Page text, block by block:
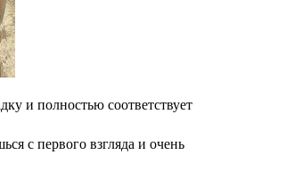
и полностью соответствует
с первого взгляда и очень